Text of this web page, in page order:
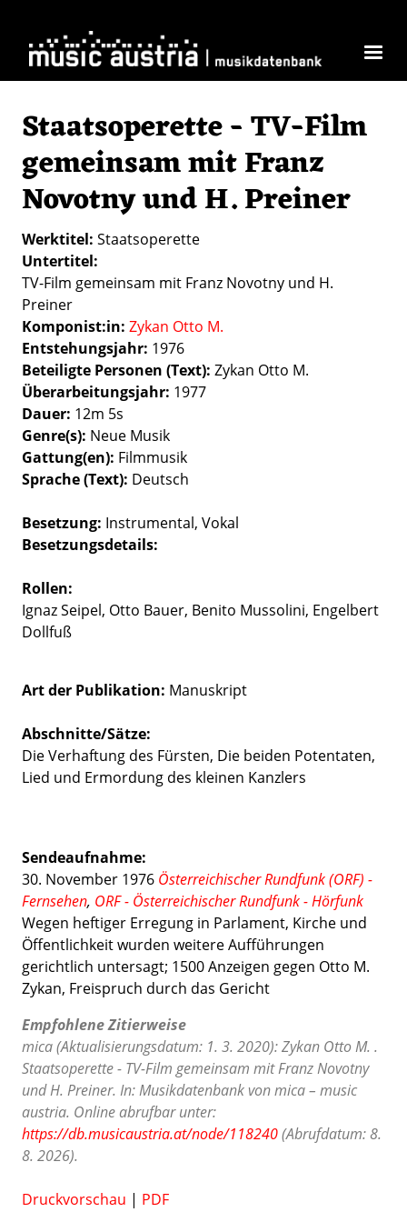
Staatsoperette - TV-Film
gemeinsam mit Franz
Novotny und H. Preiner
Werktitel Staatsoperette
Untertitel
TV-Film gemeinsam mit Franz Novotny und H.
Preiner
Komponist:in Zykan Otto M.
Entstehungsjahr 1976
Beteiligte Personen (Text) Zykan Otto M.
Überarbeitungsjahr 1977
Dauer 12m 5s
Genre(s) Neue Musik
Gattung(en) Filmmusik
Sprache (Text) Deutsch
Besetzung Instrumental Vokal
Besetzungsdetails
Rollen:
Ignaz Seipel, Otto Bauer, Benito Mussolini, Engelbert
Dollfuß
Art der Publikation Manuskript
Abschnitte/Sätze:
Die Verhaftung des Fürsten, Die beiden Potentaten,
Lied und Ermordung des kleinen Kanzlers
Sendeaufnahme:
30. November 1976 Österreichischer Rundfunk (ORF) -
Fernsehen, ORF - Österreichischer Rundfunk - Hörfunk
Wegen heftiger Erregung in Parlament, Kirche und
Öffentlichkeit wurden weitere Aufführungen
gerichtlich untersagt; 1500 Anzeigen gegen Otto M.
Zykan, Freispruch durch das Gericht
Empfohlene Zitierweise
mica (Aktualisierungsdatum: 1. 3. 2020): Zykan Otto M. .
Staatsoperette - TV-Film gemeinsam mit Franz Novotny
und H. Preiner. In: Musikdatenbank von mica – music
austria. Online abrufbar unter:
https://db.musicaustria.at/node/118240(Abrufdatum: 8.
8. 2026).
Druckvorschau | PDF